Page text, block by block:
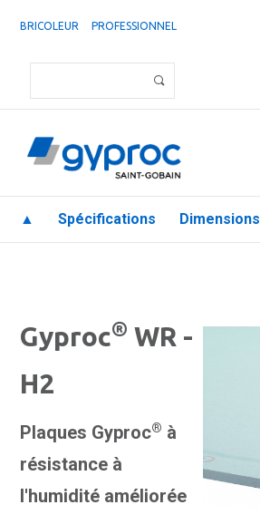
BRICOLEUR PROFESSIONNEL
▲ Spécifications Dimensions
Gyproc® WR -
H2
Plaques Gyproc® à
résistance à
l'humidité améliorée